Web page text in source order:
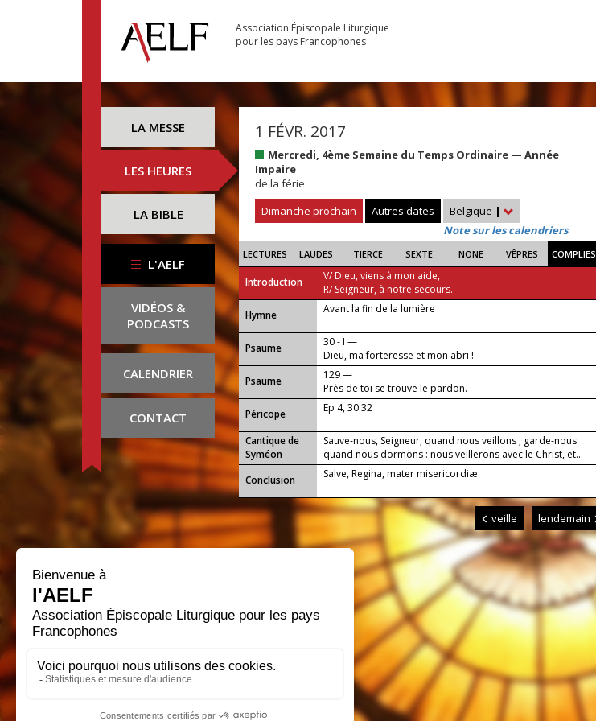
Association Épiscopale Liturgique
pour les pays Francophones
LA MESSE
LES HEURES
LA BIBLE
L'AELF
VIDÉOS &
PODCASTS
CALENDRIER
CONTACT
1 FÉVR. 2017
Mercredi, 4ème Semaine du Temps Ordinaire — Année
Impaire
de la férie
Dimanche prochain
Autres dates Belgique |
Note sur les calendriers
LECTURES LAUDES TIERCE SEXTE NONE VÊPRES COMPLIES
Introduction
V/ Dieu, viens à mon aide,
R/ Seigneur, à notre secours.
...
Hymne Avant la fin de la lumière
Psaume
30 - I —
Dieu, ma forteresse et mon abri !
Psaume
129 —
Près de toi se trouve le pardon.
Péricope
Ep 4, 30.32
Cantique de
Syméon
Sauve-nous, Seigneur, quand nous veillons ; garde-nous
quand nous dormons : nous veillerons avec le Christ, et...
Conclusion
Salve, Regina, mater misericordiæ
veille lendemain